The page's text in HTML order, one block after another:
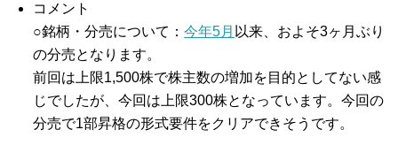
コメント
○銘柄・分売について：今年5月 以来、およそ3ヶ月ぶり
の分売となります。
前回は上限1,500株で株主数の増加を目的としてない感
じでしたが、今回は上限300株となっています。今回の
分売で1部昇格の形式要件をクリアできそうです。